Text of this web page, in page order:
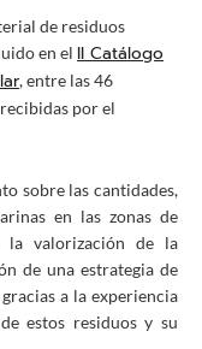
de residuos
en el II Catálogo
, entre las 46
por el
sobre las cantidades,
en las zonas de
la valorización de la
de una estrategia de
a la experiencia
estos residuos y su